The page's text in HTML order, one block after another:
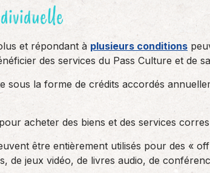
et répondant à plusieurs conditions
des services du Pass Culture et de
sous la forme de crédits accordés
acheter des biens et des services
être entièrement utilisés pour des «
de jeux vidéo, de livres audio, de